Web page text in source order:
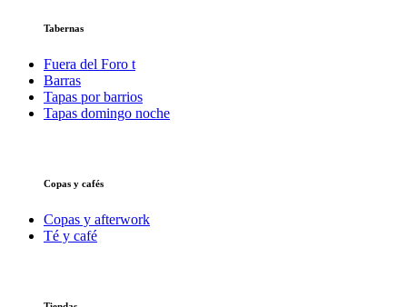
Tabernas
Fuera del Foro t
Barras
Tapas por barrios
Tapas domingo noche
Copas y cafés
Copas y afterwork
Té y café